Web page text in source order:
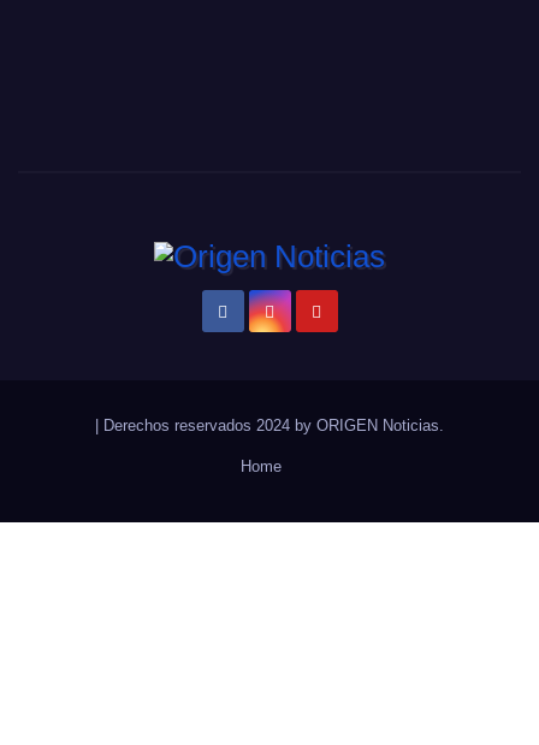
Derechos reservados 2024 by ORIGEN Noticias.
Home